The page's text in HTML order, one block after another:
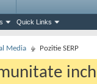
Quick Links
Media Pozitie SERP